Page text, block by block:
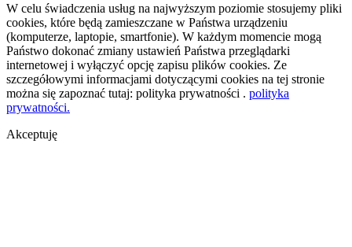
W celu świadczenia usług na najwyższym poziomie stosujemy pliki
cookies, które będą zamieszczane w Państwa urządzeniu
(komputerze, laptopie, smartfonie). W każdym momencie mogą
Państwo dokonać zmiany ustawień Państwa przeglądarki
internetowej i wyłączyć opcję zapisu plików cookies. Ze
szczegółowymi informacjami dotyczącymi cookies na tej stronie
można się zapoznać tutaj: polityka prywatności . polityka
prywatności.
Akceptuję